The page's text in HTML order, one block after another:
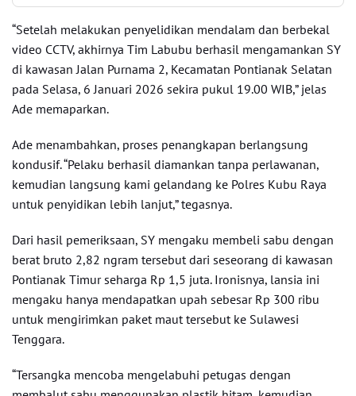
“Setelah melakukan penyelidikan mendalam dan berbekal
video CCTV, akhirnya Tim Labubu berhasil mengamankan SY
di kawasan Jalan Purnama 2, Kecamatan Pontianak Selatan
pada Selasa, 6 Januari 2026 sekira pukul 19.00 WIB,” jelas
Ade memaparkan.
Ade menambahkan, proses penangkapan berlangsung
kondusif. “Pelaku berhasil diamankan tanpa perlawanan,
kemudian langsung kami gelandang ke Polres Kubu Raya
untuk penyidikan lebih lanjut,” tegasnya.
Dari hasil pemeriksaan, SY mengaku membeli sabu dengan
berat bruto 2,82 ngram tersebut dari seseorang di kawasan
Pontianak Timur seharga Rp 1,5 juta. Ironisnya, lansia ini
mengaku hanya mendapatkan upah sebesar Rp 300 ribu
untuk mengirimkan paket maut tersebut ke Sulawesi
Tenggara.
“Tersangka mencoba mengelabuhi petugas dengan